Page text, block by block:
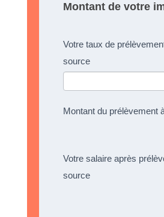
Montant de votre
Votre taux de
source
Montant du prélèvement
Votre salaire après
source